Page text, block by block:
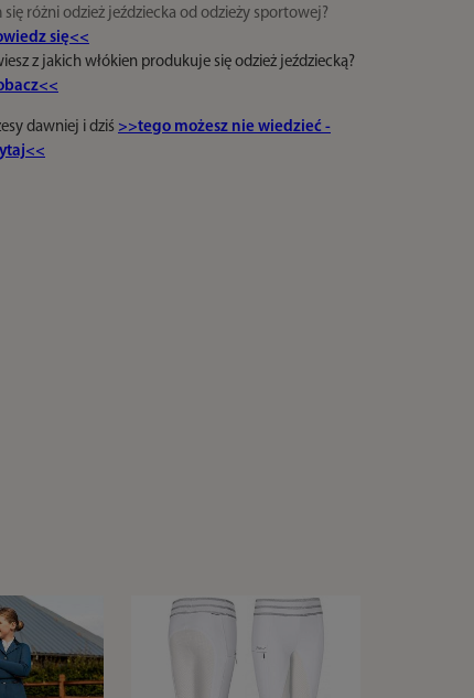
się różni odzież jeździecka od odzieży sportowej?
się<<
z jakich włókien produkuje się odzież jeździecką?
dawniej i dziś >>tego możesz nie wiedzieć -